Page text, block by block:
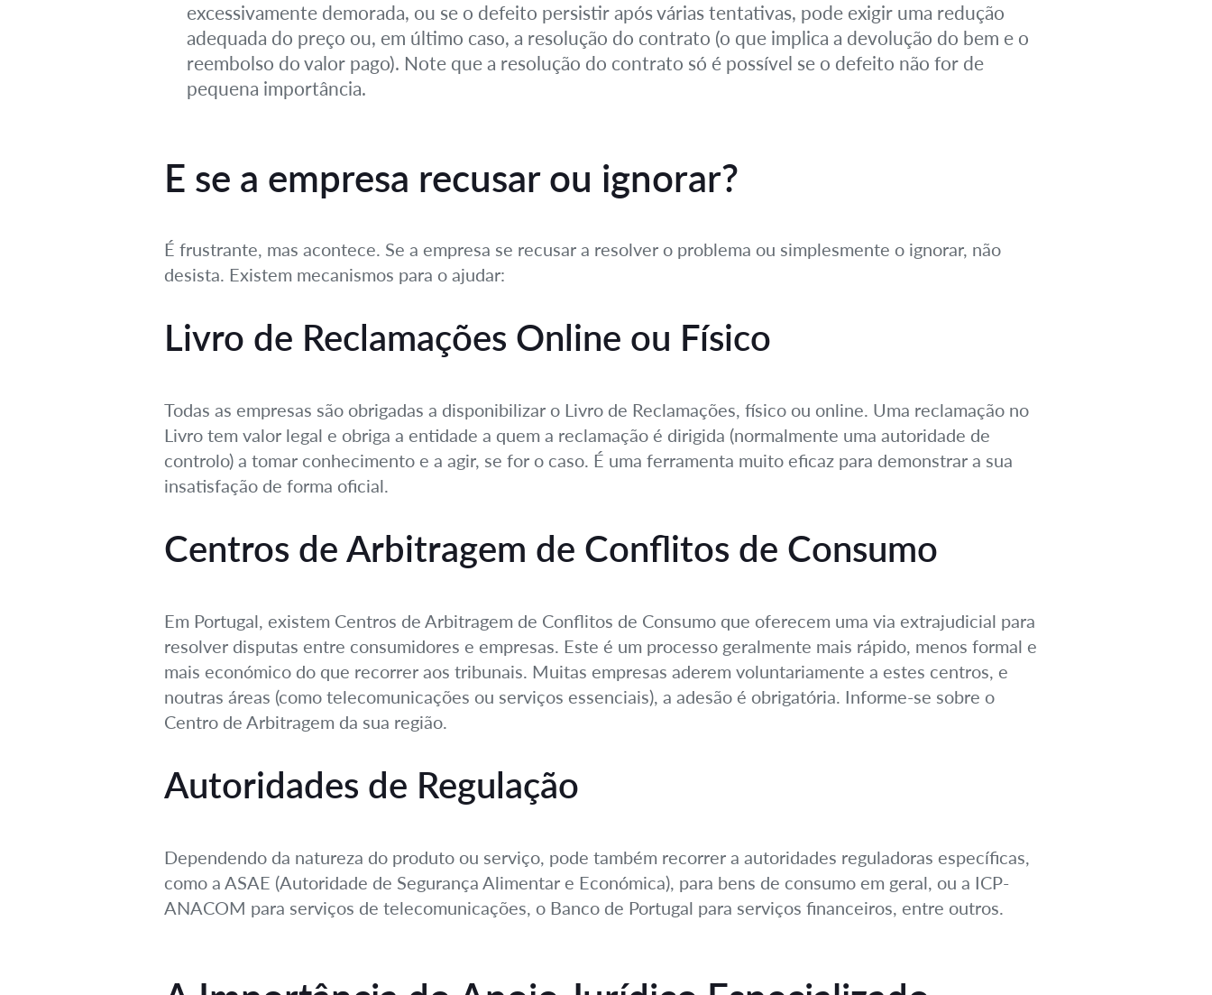
excessivamente demorada, ou se o defeito persistir após várias tentativas, pode exigir uma redução
adequada do preço ou, em último caso, a resolução do contrato (o que implica a devolução do bem e o
reembolso do valor pago). Note que a resolução do contrato só é possível se o defeito não for de
pequena importância.
E se a empresa recusar ou ignorar?
É frustrante, mas acontece. Se a empresa se recusar a resolver o problema ou simplesmente o ignorar, não
desista. Existem mecanismos para o ajudar:
Livro de Reclamações Online ou Físico
Todas as empresas são obrigadas a disponibilizar o Livro de Reclamações, físico ou online. Uma reclamação no
Livro tem valor legal e obriga a entidade a quem a reclamação é dirigida (normalmente uma autoridade de
controlo) a tomar conhecimento e a agir, se for o caso. É uma ferramenta muito eficaz para demonstrar a sua
insatisfação de forma oficial.
Centros de Arbitragem de Conflitos de Consumo
Em Portugal, existem Centros de Arbitragem de Conflitos de Consumo que oferecem uma via extrajudicial para
resolver disputas entre consumidores e empresas. Este é um processo geralmente mais rápido, menos formal e
mais económico do que recorrer aos tribunais. Muitas empresas aderem voluntariamente a estes centros, e
noutras áreas (como telecomunicações ou serviços essenciais), a adesão é obrigatória. Informe-se sobre o
Centro de Arbitragem da sua região.
Autoridades de Regulação
Dependendo da natureza do produto ou serviço, pode também recorrer a autoridades reguladoras específicas,
como a ASAE (Autoridade de Segurança Alimentar e Económica), para bens de consumo em geral, ou a ICP-
ANACOM para serviços de telecomunicações, o Banco de Portugal para serviços financeiros, entre outros.